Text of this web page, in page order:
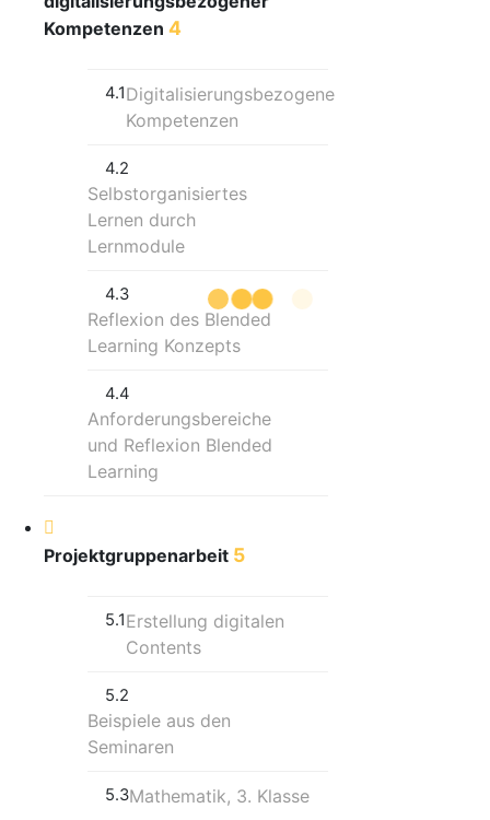
Kompetenzen 4
4.1Digitalisierungsbezogene
Kompetenzen
4.2
Selbstorganisiertes
Lernen durch
Lernmodule
4.3
Reflexion des Blended
Learning Konzepts
4.4
Anforderungsbereiche
und Reflexion Blended
Learning
Projektgruppenarbeit 5
5.1Erstellung digitalen
Contents
5.2
Beispiele aus den
Seminaren
5.3Mathematik, 3. Klasse